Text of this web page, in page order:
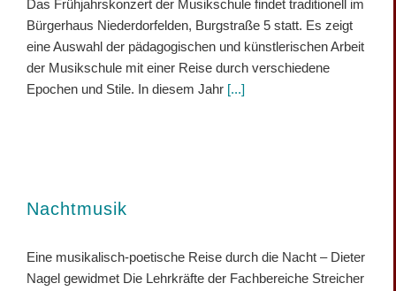
Das Frühjahrskonzert der Musikschule findet traditionell im
Bürgerhaus Niederdorfelden, Burgstraße 5 statt. Es zeigt
eine Auswahl der pädagogischen und künstlerischen Arbeit
der Musikschule mit einer Reise durch verschiedene
Epochen und Stile. In diesem Jahr [...]
Nachtmusik
Eine musikalisch-poetische Reise durch die Nacht – Dieter
Nagel gewidmet Die Lehrkräfte der Fachbereiche Streicher